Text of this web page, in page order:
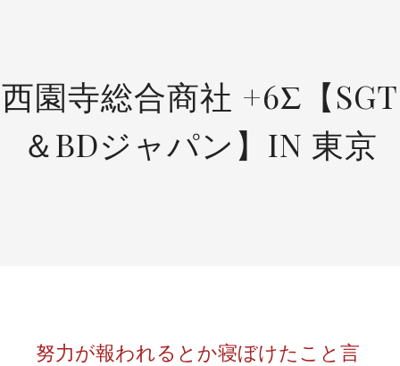
西園寺総合商社 +6Σ【SGT
＆BDジャパン】IN 東京
努力が報われるとか寝ぼけたこと言